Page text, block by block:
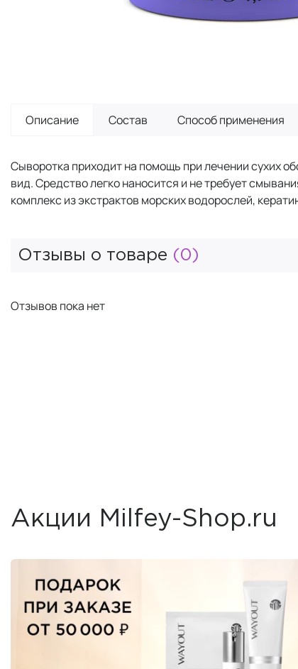
Описание Состав Способ применения
Сыворотка приходит на помощь при лечении сухих
вид. Средство легко наносится и не требует
комплекс из экстрактов морских водорослей,
Отзывы о товаре (0)
Отзывов пока нет
Акции Milfey-Shop.ru